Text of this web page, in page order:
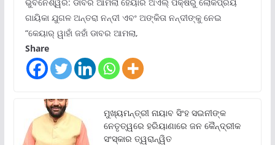
ଗାୟିକା ଯୁଗଳ ଅନ୍ତରା ନନ୍ଦୀ ଏବଂ ଅଙ୍କିତା ନନ୍ଦୀଙ୍କୁ ନେଇ
“କେୟାର୍ ୱାହାଁ ଜହାଁ ଡାବର ଆମଲା,
Share
ମୁଖ୍ୟମନ୍ତ୍ରୀ ନାୟାବ ସିଂହ ସଇନୀଙ୍କ
ନେତୃତ୍ୱରେ ହରିୟାଣାରେ ଜନ କୈନ୍ଦ୍ରୀକ
ସଂସ୍କାର ତ୍ୱରାନ୍ୱିତ